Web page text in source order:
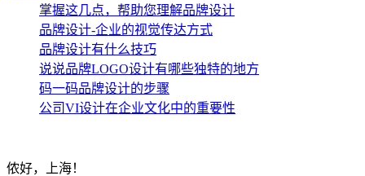
掌握这几点，帮助您理解品牌设计
品牌设计-企业的视觉传达方式
品牌设计有什么技巧
说说品牌LOGO设计有哪些独特的地方
码一码品牌设计的步骤
公司VI设计在企业文化中的重要性
侬好，上海！